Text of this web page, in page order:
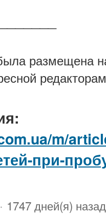
размещена
m/
при-
· 1747 дней(я) назад